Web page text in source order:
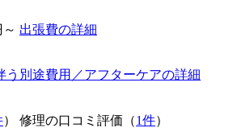
出張費の詳細
う別途費用／アフターケアの詳細
） 修理の口コミ評価（1件）